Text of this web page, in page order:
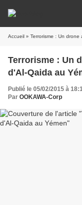
Accueil » Terrorisme : Un
Terrorisme : Un
d'Al-Qaida au
Publié le 05/02/2015 à
Par OOKAWA-Corp